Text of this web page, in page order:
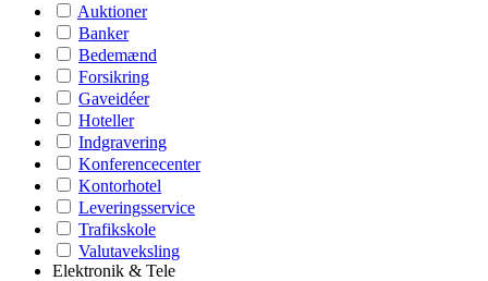
Auktioner
Banker
Bedemænd
Forsikring
Gaveidéer
Hoteller
Indgravering
Konferencecenter
Kontorhotel
Leveringsservice
Trafikskole
Valutaveksling
Elektronik & Tele